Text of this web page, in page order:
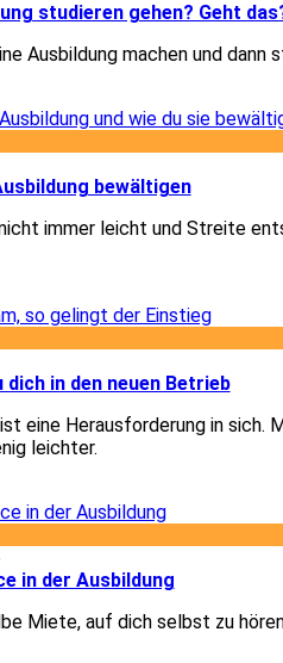
studieren gehen? Geht
Ausbildung machen und dann
bewältigen
immer leicht und Streite
in den neuen Betrieb
eine Herausforderung in
leichter.
in der Ausbildung
Miete, auf dich selbst zu